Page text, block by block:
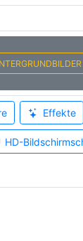
Effekte
HD-